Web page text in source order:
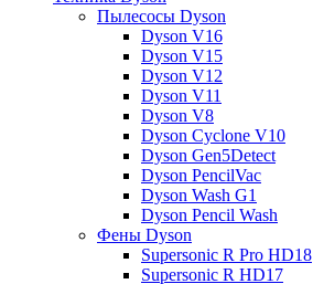
Пылесосы Dyson
Dyson V16
Dyson V15
Dyson V12
Dyson V11
Dyson V8
Dyson Cyclone V10
Dyson Gen5Detect
Dyson PencilVac
Dyson Wash G1
Dyson Pencil Wash
Фены Dyson
Supersonic R Pro HD18
Supersonic R HD17